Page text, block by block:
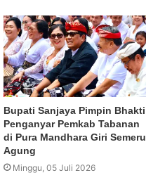
Bupati Sanjaya Pimpin Bhakti
Penganyar Pemkab Tabanan
di Pura Mandhara Giri Semeru
Agung
Minggu, 05 Juli 2026